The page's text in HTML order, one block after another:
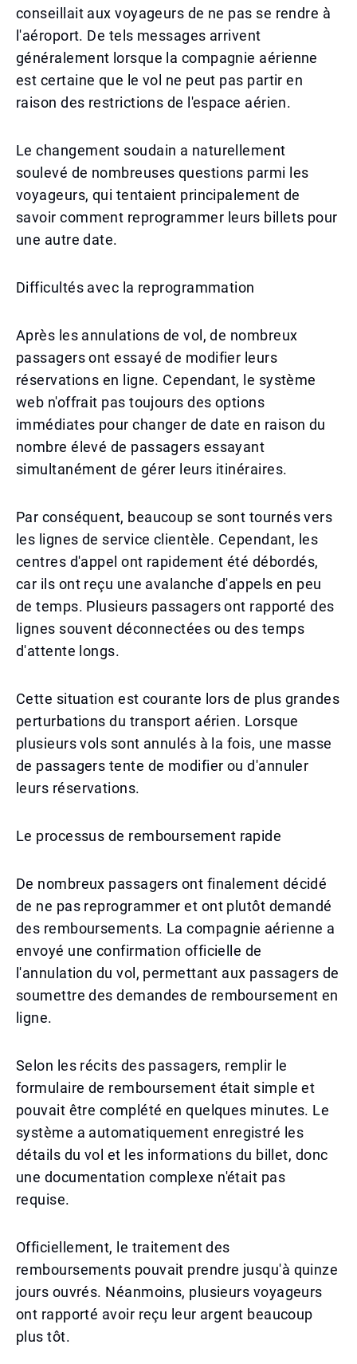
conseillait aux voyageurs de ne pas se rendre à
l'aéroport. De tels messages arrivent
généralement lorsque la compagnie aérienne
est certaine que le vol ne peut pas partir en
raison des restrictions de l'espace aérien.
Le changement soudain a naturellement
soulevé de nombreuses questions parmi les
voyageurs, qui tentaient principalement de
savoir comment reprogrammer leurs billets pour
une autre date.
Difficultés avec la reprogrammation
Après les annulations de vol, de nombreux
passagers ont essayé de modifier leurs
réservations en ligne. Cependant, le système
web n'offrait pas toujours des options
immédiates pour changer de date en raison du
nombre élevé de passagers essayant
simultanément de gérer leurs itinéraires.
Par conséquent, beaucoup se sont tournés vers
les lignes de service clientèle. Cependant, les
centres d'appel ont rapidement été débordés,
car ils ont reçu une avalanche d'appels en peu
de temps. Plusieurs passagers ont rapporté des
lignes souvent déconnectées ou des temps
d'attente longs.
Cette situation est courante lors de plus grandes
perturbations du transport aérien. Lorsque
plusieurs vols sont annulés à la fois, une masse
de passagers tente de modifier ou d'annuler
leurs réservations.
Le processus de remboursement rapide
De nombreux passagers ont finalement décidé
de ne pas reprogrammer et ont plutôt demandé
des remboursements. La compagnie aérienne a
envoyé une confirmation officielle de
l'annulation du vol, permettant aux passagers de
soumettre des demandes de remboursement en
ligne.
Selon les récits des passagers, remplir le
formulaire de remboursement était simple et
pouvait être complété en quelques minutes. Le
système a automatiquement enregistré les
détails du vol et les informations du billet, donc
une documentation complexe n'était pas
requise.
Officiellement, le traitement des
remboursements pouvait prendre jusqu'à quinze
jours ouvrés. Néanmoins, plusieurs voyageurs
ont rapporté avoir reçu leur argent beaucoup
plus tôt.